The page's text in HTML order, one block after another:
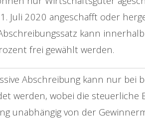
Juli 2020 angeschafft oder
kann
frei gewählt werden.
Abschreibung kann nur bei
werden, wobei die steuerliche
unabhängig von der